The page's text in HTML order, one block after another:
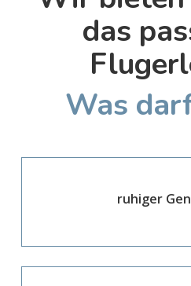
das
Was
ruhiger